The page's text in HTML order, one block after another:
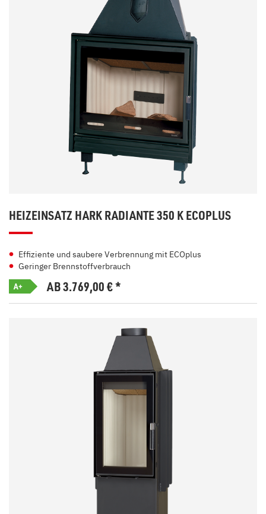
HEIZEINSATZ HARK RADIANTE 350 K ECOPLUS
Effiziente und saubere Verbrennung mit ECOplus
Geringer Brennstoffverbrauch
A+ AB 3.769,00€*